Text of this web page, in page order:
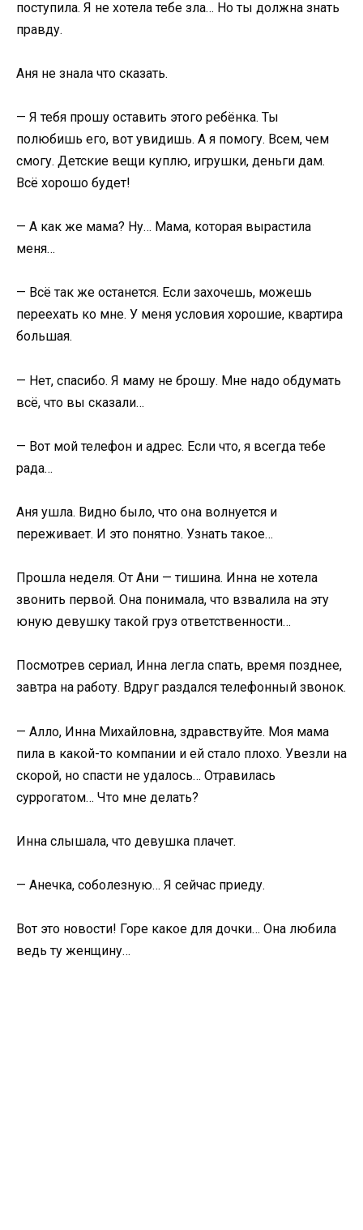
поступила. Я не хотела тебе зла… Но ты должна знать
правду.
Аня не знала что сказать.
— Я тебя прошу оставить этого ребёнка. Ты
полюбишь его, вот увидишь. А я помогу. Всем, чем
смогу. Детские вещи куплю, игрушки, деньги дам.
Всё хорошо будет!
— А как же мама? Ну… Мама, которая вырастила
меня…
— Всё так же останется. Если захочешь, можешь
переехать ко мне. У меня условия хорошие, квартира
большая.
— Нет, спасибо. Я маму не брошу. Мне надо обдумать
всё, что вы сказали…
— Вот мой телефон и адрес. Если что, я всегда тебе
рада…
Аня ушла. Видно было, что она волнуется и
переживает. И это понятно. Узнать такое…
Прошла неделя. От Ани — тишина. Инна не хотела
звонить первой. Она понимала, что взвалила на эту
юную девушку такой груз ответственности…
Посмотрев сериал, Инна легла спать, время позднее,
завтра на работу. Вдруг раздался телефонный звонок.
— Алло, Инна Михайловна, здравствуйте. Моя мама
пила в какой-то компании и ей стало плохо. Увезли на
скорой, но спасти не удалось… Отравилась
суррогатом… Что мне делать?
Инна слышала, что девушка плачет.
— Анечка, соболезную… Я сейчас приеду.
Вот это новости! Горе какое для дочки… Она любила
ведь ту женщину…